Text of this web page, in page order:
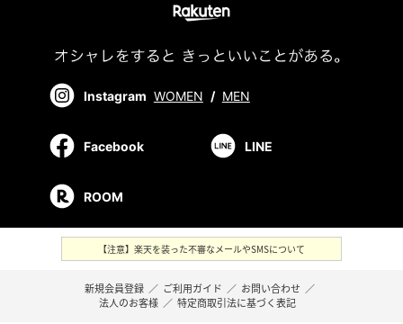
Instagram WOMEN / MEN
Facebook LINE
ROOM
【注意】楽天を装った不審なメールやSMSについて
新規会員登録 ／ ご利用ガイド ／ お問い合わせ ／
法人のお客様 ／ 特定商取引法に基づく表記